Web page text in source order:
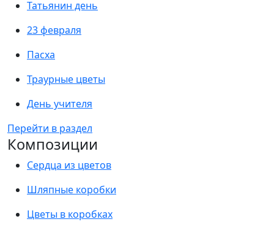
Татьянин день
23 февраля
Пасха
Траурные цветы
День учителя
Перейти в раздел
Композиции
Сердца из цветов
Шляпные коробки
Цветы в коробках